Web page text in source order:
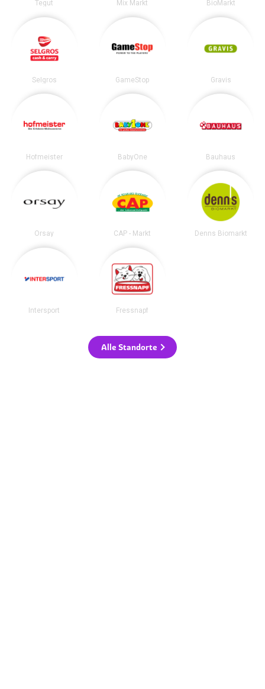
Tegut Mix Markt BioMarkt
Selgros GameStop Gravis
Hofmeister BabyOne Bauhaus
Orsay CAP - Markt Denns Biomarkt
Intersport Fressnapf
Alle Standorte